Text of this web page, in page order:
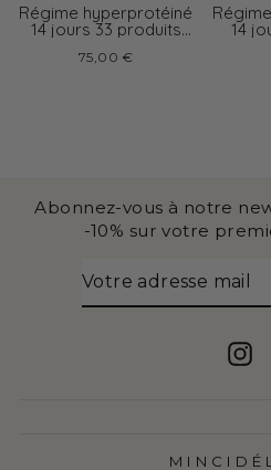
Régime hyperprotéiné
14 jours 33 produits
75,00 €
14
Abonnez-vous à notre
-10% sur votre
ADRESSE